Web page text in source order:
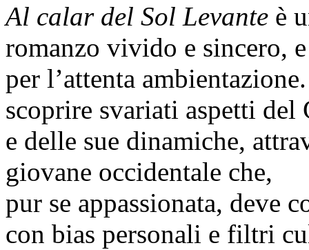
Al calar del Sol Levante è
romanzo vivido e sincero,
per l’attenta
scoprire svariati aspetti del
e delle sue dinamiche,
giovane occidentale che,
pur se appassionata, deve
con bias personali e filtri